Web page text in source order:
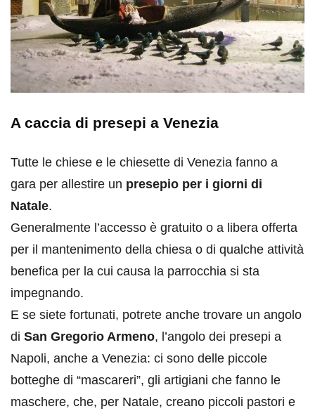
A caccia di presepi a Venezia
Tutte le chiese e le chiesette di Venezia fanno a
gara per allestire un presepio per i giorni di
Natale.
Generalmente l’accesso è gratuito o a libera offerta
per il mantenimento della chiesa o di qualche attività
benefica per la cui causa la parrocchia si sta
impegnando.
E se siete fortunati, potrete anche trovare un angolo
di San Gregorio Armeno, l’angolo dei presepi a
Napoli, anche a Venezia: ci sono delle piccole
botteghe di “mascareri”, gli artigiani che fanno le
maschere, che, per Natale, creano piccoli pastori e